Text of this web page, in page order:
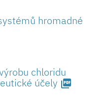
hromadné
chloridu
ú­čely picture_as_pdf